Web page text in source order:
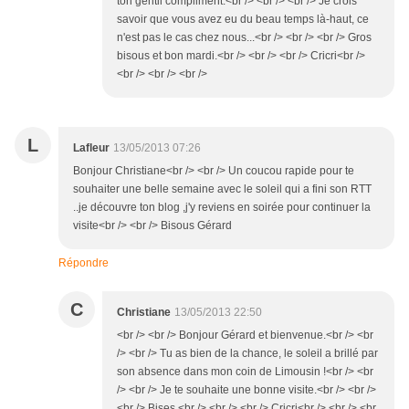
savoir que vous avez eu du beau temps là-haut, ce
n'est pas le cas chez nous...<br /> <br /> <br /> Gros
bisous et bon mardi.<br /> <br /> <br /> Cricri<br />
<br /> <br /> <br />
L Lafleur 13/05/2013 07:26
Bonjour Christiane<br /> <br /> Un coucou rapide pour te
souhaiter une belle semaine avec le soleil qui a fini son RTT
..je découvre ton blog ,j'y reviens en soirée pour continuer la
visite<br /> <br /> Bisous Gérard
Répondre
C Christiane 13/05/2013 22:50
<br /> <br /> Bonjour Gérard et bienvenue.<br /> <br
/> <br /> Tu as bien de la chance, le soleil a brillé par
son absence dans mon coin de Limousin !<br /> <br
/> <br /> Je te souhaite une bonne visite.<br /> <br />